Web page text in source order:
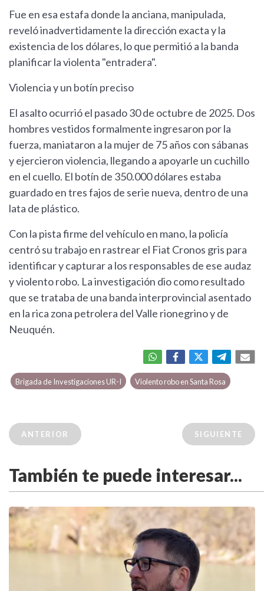
Fue en esa estafa donde la anciana, manipulada,
reveló inadvertidamente la dirección exacta y la
existencia de los dólares, lo que permitió a la banda
planificar la violenta "entradera".
Violencia y un botín preciso
El asalto ocurrió el pasado 30 de octubre de 2025. Dos
hombres vestidos formalmente ingresaron por la
fuerza, maniataron a la mujer de 75 años con sábanas
y ejercieron violencia, llegando a apoyarle un cuchillo
en el cuello. El botín de 350.000 dólares estaba
guardado en tres fajos de serie nueva, dentro de una
lata de plástico.
Con la pista firme del vehículo en mano, la policía
centró su trabajo en rastrear el Fiat Cronos gris para
identificar y capturar a los responsables de ese audaz
y violento robo. La investigación dio como resultado
que se trataba de una banda interprovincial asentado
en la rica zona petrolera del Valle rionegrino y de
Neuquén.
Brigada de Investigaciones UR-I Violento robo en Santa Rosa
ANTERIOR SIGUIENTE
También te puede interesar...